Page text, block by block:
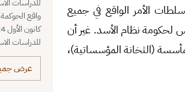
العنف في سورية بعد عام 2021، انشغلت سلطات الأمر الواقع في جميع
نظام الأسد. غير أن
(الثخانة المؤسساتية)،
للدراسات
عرض